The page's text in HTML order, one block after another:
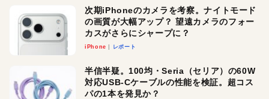
次期iPhoneのカメラを考察。ナイトモード
の画質が大幅アップ？ 望遠カメラのフォー
カスがさらにシャープに？
iPhone レポート
半信半疑。100均・Seria（セリア）の60W
対応USB-Cケーブルの性能を検証。超コス
パの1本を発見か？